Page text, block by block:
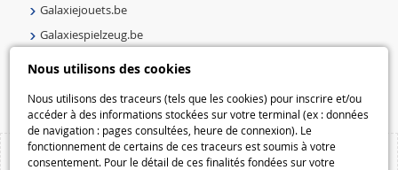
Nous utilisons des cookies
Nous utilisons des traceurs (tels que les cookies) pour inscrire et/ou
accéder à des informations stockées sur votre terminal (ex : données
de navigation : pages consultées, heure de connexion). Le
fonctionnement de certains de ces traceurs est soumis à votre
consentement. Pour le détail de ces finalités fondées sur votre
Galaxiejouets.be
Galaxiespielzeug.be